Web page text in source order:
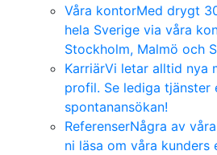
Våra kontorMed drygt
hela Sverige via våra
Stockholm, Malmö och
KarriärVi letar alltid nya
profil. Se lediga tjänster
spontanansökan!
ReferenserNågra av
ni läsa om våra kunders